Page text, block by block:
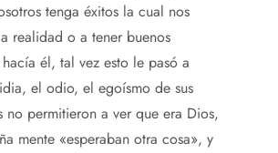
tenga éxitos la cual nos
realidad o a tener buenos
él, tal vez esto le pasó a
el odio, el egoísmo de sus
no permitieron a ver que era Dios,
mente «esperaban otra cosa», y